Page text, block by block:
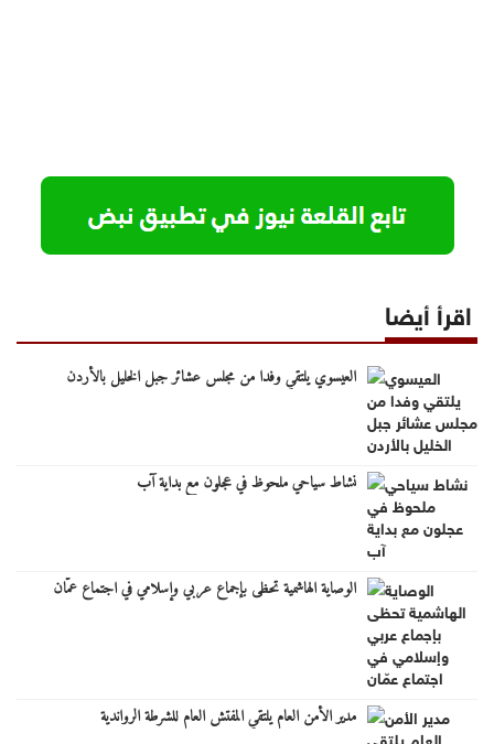
اقرأ أيضا
العيسوي يلتقي وفدا من مجلس عشائر جبل الخليل بالأردن
نشاط سياحي ملحوظ في عجلون مع بداية آب
الوصاية الهاشمية تحظى بإجماع عربي وإسلامي في اجتماع عمّان
مدير الأمن العام يلتقي المفتش العام للشرطة الرواندية